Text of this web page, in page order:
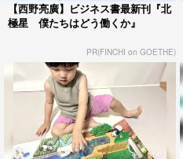
【西野亮廣】ビジネス書最新刊『北
極星 僕たちはどう働くか』
PR(FINCHI on GOETHE)